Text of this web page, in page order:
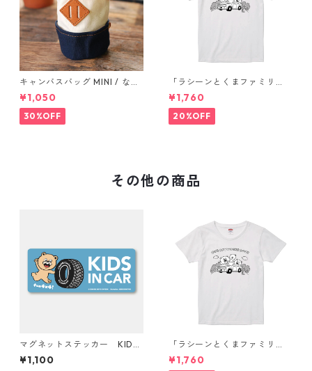
キャンバスバッグ MINI / なん
でも入るおしゃれなキャンバ
¥1,050
30%OFF
「ラシーンとくまファミリ
ー」 Tシャツ LADYS イラス
ト：鈴木裕之
¥1,760
20%OFF
その他の商品
マグネットステッカー KIDS I
N CAR どんな車にも貼り付
けできる
¥1,100
「ラシーンとくまファミリ
ー」 Tシャツ LADYS イラス
ト：鈴木裕之
¥1,760